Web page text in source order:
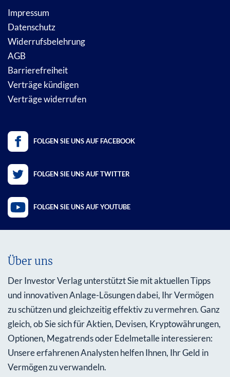
Impressum
Datenschutz
Widerrufsbelehrung
AGB
Barrierefreiheit
Verträge kündigen
Verträge widerrufen
FOLGEN SIE UNS AUF FACEBOOK
FOLGEN SIE UNS AUF TWITTER
FOLGEN SIE UNS AUF YOUTUBE
Über uns
Der Investor Verlag unterstützt Sie mit aktuellen Tipps
und innovativen Anlage-Lösungen dabei, Ihr Vermögen
zu schützen und gleichzeitig effektiv zu vermehren. Ganz
gleich, ob Sie sich für Aktien, Devisen, Kryptowährungen,
Optionen, Megatrends oder Edelmetalle interessieren:
Unsere erfahrenen Analysten helfen Ihnen, Ihr Geld in
Vermögen zu verwandeln.